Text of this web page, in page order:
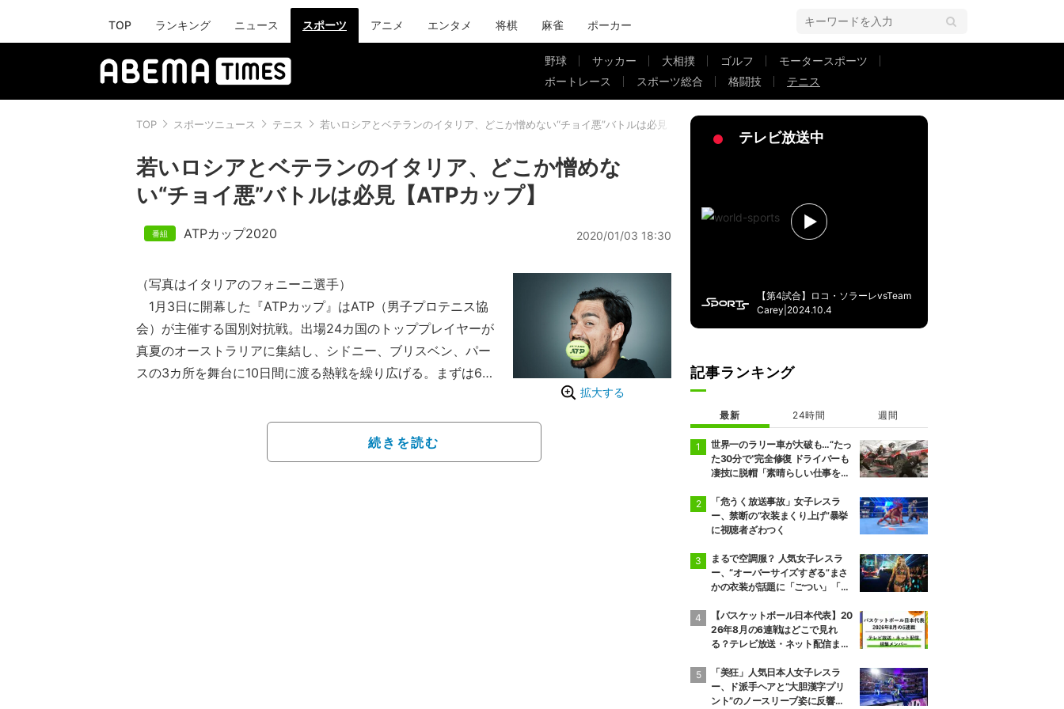
TOP ランキング ニュース スポーツ アニメ エンタメ 将棋 麻雀 ポーカー
野球 サッカー 大相撲 ゴルフ
モータースポーツ
ボートレース
スポーツ総合 格闘技 テニス
TOP スポーツニュース テニス 若いロシアとベテランのイタリア、どこか憎めない“チョイ悪”バトルは必見【ATPカップ】
若いロシアとベテランのイタリア、どこか憎めな
い“チョイ悪”バトルは必見【ATPカップ】
ATPカップ2020 2020/01/03 18:30
拡大する
（写真はイタリアのフォニーニ選手）
1月3日に開幕した『ATPカップ』はATP（男子プロテニス協
会）が主催する国別対抗戦。出場24カ国のトッププレイヤーが
真夏のオーストラリアに集結し、シドニー、ブリスベン、パー
スの3カ所を舞台に10日間に渡る熱戦を繰り広げる。まずは6グ
第4シードのロシアは、世界ランク5位のダニール・メドベー
ジェフと同17位のカレン・ハチャノフの若手コンビが引っ張
続きを読む
テレビ放送中
【第4試合】ロコ・ソラーレvsTeam
Carey|2024.10.4
記事ランキング
最新 24時間 週間
世界一のラリー車が大破も…“たっ
た30分で”完全修復 ドライバーも
凄技に脱帽「素晴らしい仕事をし
「危うく放送事故」女子レスラ
ー、禁断の“衣装まくり上げ”暴挙
に視聴者ざわつく
まるで空調服？ 人気女子レスラ
ー、“オーバーサイズすぎる”まさ
かの衣装が話題に「ごつい」「肩
【バスケットボール日本代表】20
26年8月の6連戦はどこで見れ
る？テレビ放送・ネット配信まと
「美狂」人気日本人女子レスラ
ー、ド派手ヘアと“大胆漢字プリ
ント”のノースリーブ姿に反響